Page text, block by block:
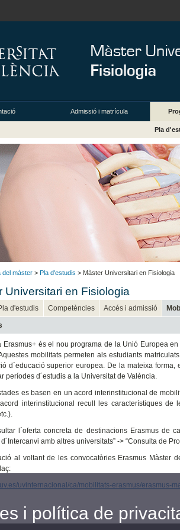
Admissió i matrícula
Pla
del màster > Pla d'estudis > Màster Universitari en Fisiologia
Universitari en Fisiologia
d'estudis Competències Accés i admissió
Erasmus+ és el nou programa de la Unió Europea
mobilitats permeten als estudiants
d´educació superior europea. De la mateixa
períodes d´estudis a la Universitat de València.
es basen en un acord interinstitucional de
interinstitucional recull les característiques
l´oferta concreta de destinacions Erasmus de
amb altres universitats” -> “Consulta de
al voltant de les convocatòries Erasmus Màster
uvinternacional/ca/mobilitats-erasmus/erasmus-
i política de